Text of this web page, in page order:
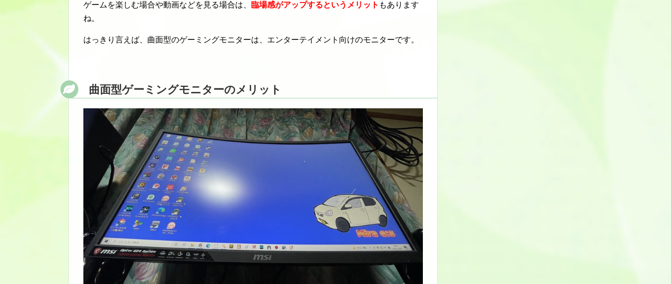
ゲームを楽しむ場合や動画などを見る場合は、 臨場感がアップするというメリット もあります
ね。
はっきり言えば、曲面型のゲーミングモニターは、エンターテイメント向けのモニターです。
曲面型ゲーミングモニターのメリット